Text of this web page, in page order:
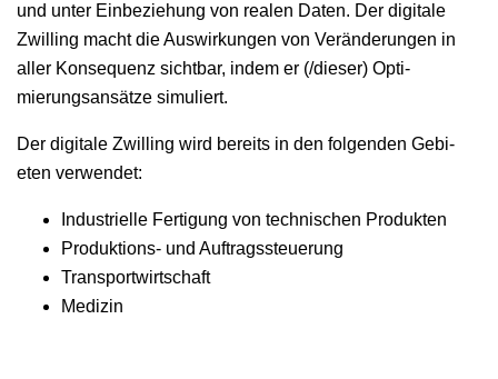
und unter Ein­beziehung von realen Dat­en. Der dig­i­tale
Zwill­ing macht die Auswirkun­gen von Verän­derun­gen in
aller Kon­se­quenz sicht­bar, indem er (/dieser) Opti­
mierungsan­sätze simuliert.
Der dig­i­tale Zwill­ing wird bere­its in den fol­gen­den Gebi­
eten verwendet:
Indus­trielle Fer­ti­gung von tech­nis­chen Produkten
Pro­duk­tions- und Auftragssteuerung
Trans­portwirtschaft
Medi­zin